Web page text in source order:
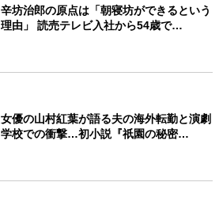
辛坊治郎の原点は「朝寝坊ができるという
理由」 読売テレビ入社から54歳で…
女優の山村紅葉が語る夫の海外転勤と演劇
学校での衝撃…初小説『祇園の秘密…